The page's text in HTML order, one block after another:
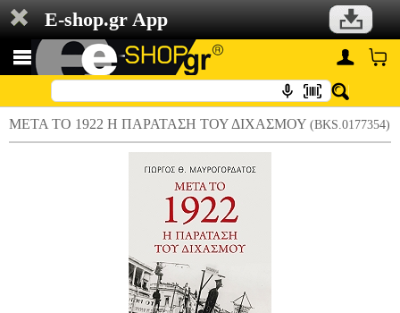
E-shop.gr App
ΜΕΤΑ ΤΟ 1922 Η ΠΑΡΑΤΑΣΗ ΤΟΥ ΔΙΧΑΣΜΟΥ (BKS.0177354)